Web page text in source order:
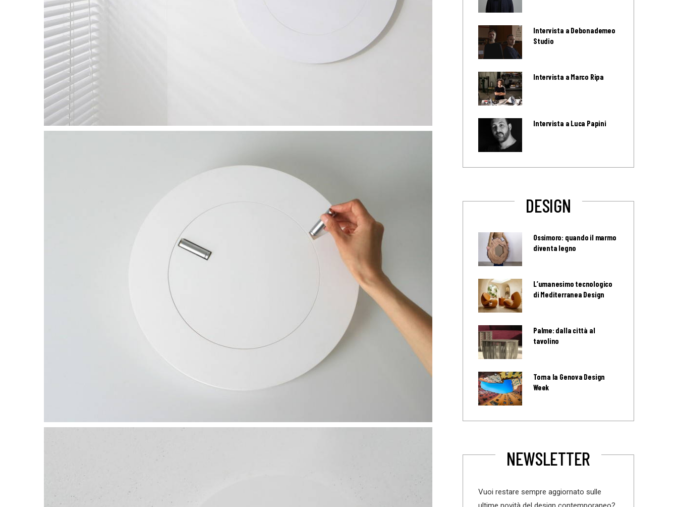
Intervista a Debonademeo
Studio
Intervista a Marco Ripa
Intervista a Luca Papini
DESIGN
Ossimoro: quando il marmo
diventa legno
L’umanesimo tecnologico
di Mediterranea Design
Palme: dalla città al
tavolino
Torna la Genova Design
Week
NEWSLETTER
Vuoi restare sempre aggiornato sulle